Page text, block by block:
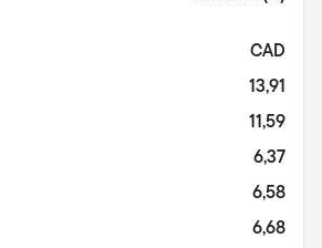
CAD
13,91
11,59
6,37
6,58
6,68